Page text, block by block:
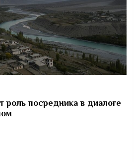
роль посредника в диалоге